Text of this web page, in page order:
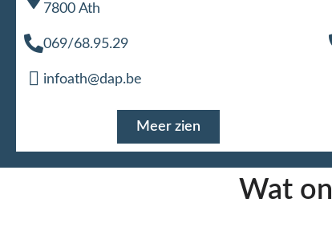
7800 Ath
069/68.95.29
infoath@dap.be
Meer zien
Wat